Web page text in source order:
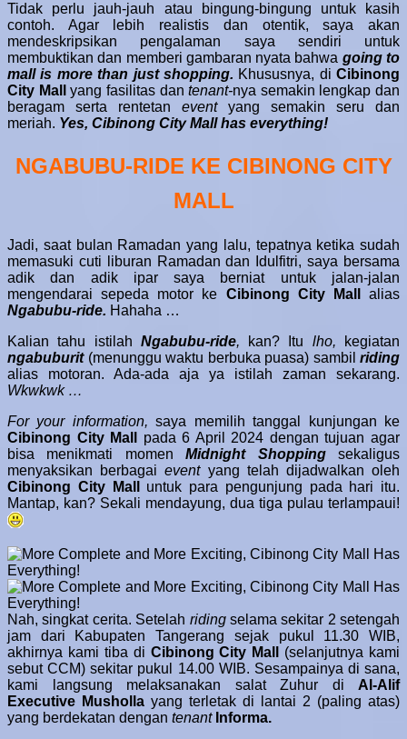
Tidak perlu jauh-jauh atau bingung-bingung untuk kasih
contoh. Agar lebih realistis dan otentik, saya akan
mendeskripsikan pengalaman saya sendiri untuk
membuktikan dan memberi gambaran nyata bahwa going to
mall is more than just shopping. Khususnya, di Cibinong
City Mall
yang fasilitas dantenant-nya semakin lengkap dan
beragam serta rentetan eventyang semakin seru dan
meriah. Yes, Cibinong City Mall has everything!
NGABUBU-RIDE KE CIBINONG CITY
MALL
Jadi, saat bulan Ramadan yang lalu, tepatnya ketika sudah
memasuki cuti liburan Ramadan dan Idulfitri, saya bersama
adik dan adik ipar saya berniat untuk jalan-jalan
mengendarai sepeda motor ke Cibinong City Mall
alias
Ngabubu-ride. Hahaha …
Kalian tahu istilah Ngabubu-ride, kan? Itu lho, kegiatan
ngabuburit (menunggu waktu berbuka puasa) sambil riding
alias motoran. Ada-ada aja ya istilah zaman sekarang.
Wkwkwk …
For your information, saya memilih tanggal kunjungan ke
Cibinong City Mall
pada 6 April 2024 dengan tujuan agar
bisa menikmati momenMidnight Shoppingsekaligus
menyaksikan berbagaieventyang telah dijadwalkan oleh
Cibinong City Mall untuk para pengunjung pada hari itu.
Mantap, kan? Sekali mendayung, dua tiga pulau terlampaui!
Nah, singkat cerita. Setelah ridingselama sekitar 2 setengah
jam dari Kabupaten Tangerang sejak pukul 11.30 WIB,
akhirnya kami tiba di Cibinong City Mall (selanjutnya kami
sebut CCM) sekitar pukul 14.00 WIB. Sesampainya di sana,
kami langsung melaksanakan salat Zuhur di Al-Alif
Executive Musholla yang terletak di lantai 2 (paling atas)
yang berdekatan dengan tenant Informa.